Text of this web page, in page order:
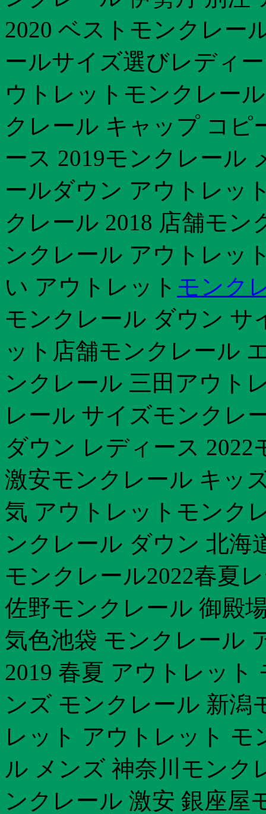
2020 ベストモンクレー
ールサイズ選びレディ
ウトレットモンクレー
クレール キャップ コピ
ース 2019モンクレール
ールダウン アウトレッ
クレール 2018 店舗モン
ンクレール アウトレッ
い アウトレット モンク
モンクレール ダウン サ
ット店舗モンクレール
ンクレール 三田アウト
レール サイズモンクレ
ダウン レディース
激安モンクレール キッ
気 アウトレットモンク
ンクレール ダウン 北海
モンクレール2022春夏
佐野モンクレール 御殿
気色池袋 モンクレール
2019 春夏 アウトレッ
ンズ モンクレール 新潟
レット アウトレット
ル メンズ 神奈川モンク
ンクレール 激安 銀座屋